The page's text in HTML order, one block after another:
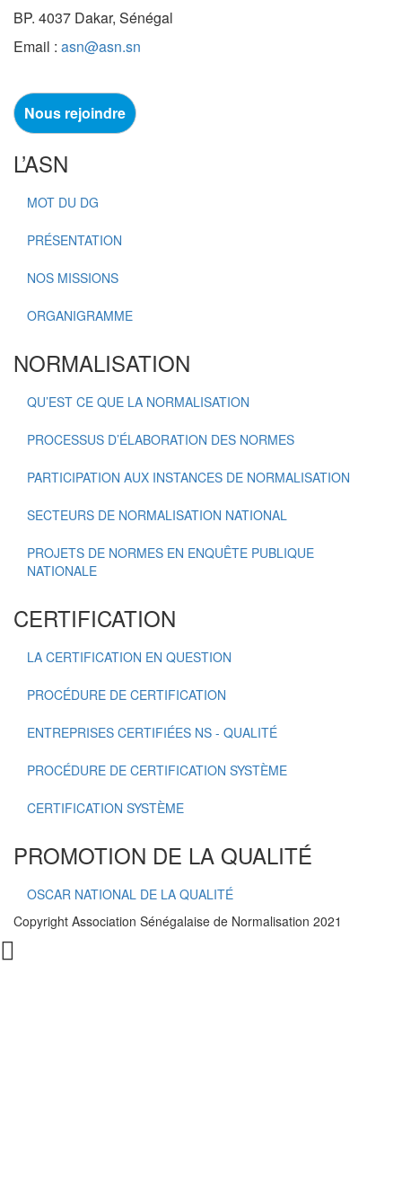
BP. 4037 Dakar, Sénégal
Email : asn@asn.sn
Nous rejoindre
L’ASN
MOT DU DG
PRÉSENTATION
NOS MISSIONS
ORGANIGRAMME
NORMALISATION
QU’EST CE QUE LA NORMALISATION
PROCESSUS D’ÉLABORATION DES NORMES
PARTICIPATION AUX INSTANCES DE NORMALISATION
SECTEURS DE NORMALISATION NATIONAL
PROJETS DE NORMES EN ENQUÊTE PUBLIQUE
NATIONALE
CERTIFICATION
LA CERTIFICATION EN QUESTION
PROCÉDURE DE CERTIFICATION
ENTREPRISES CERTIFIÉES NS - QUALITÉ
PROCÉDURE DE CERTIFICATION SYSTÈME
CERTIFICATION SYSTÈME
PROMOTION DE LA QUALITÉ
OSCAR NATIONAL DE LA QUALITÉ
Copyright Association Sénégalaise de Normalisation 2021